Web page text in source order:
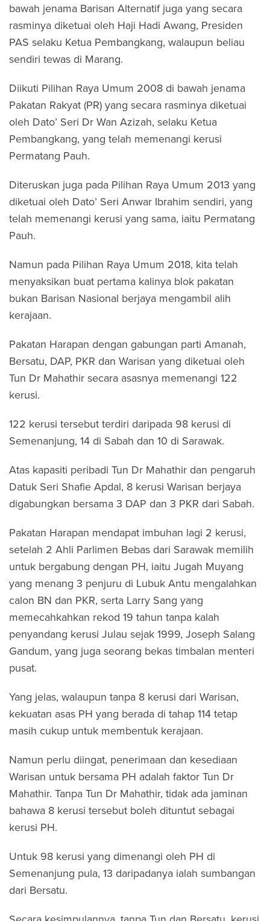
bawah jenama Barisan Alternatif juga yang secara
rasminya diketuai oleh Haji Hadi Awang, Presiden
PAS selaku Ketua Pembangkang, walaupun beliau
sendiri tewas di Marang.
Diikuti Pilihan Raya Umum 2008 di bawah jenama
Pakatan Rakyat (PR) yang secara rasminya diketuai
oleh Dato’ Seri Dr Wan Azizah, selaku Ketua
Pembangkang, yang telah memenangi kerusi
Permatang Pauh.
Diteruskan juga pada Pilihan Raya Umum 2013 yang
diketuai oleh Dato’ Seri Anwar Ibrahim sendiri, yang
telah memenangi kerusi yang sama, iaitu Permatang
Pauh.
Namun pada Pilihan Raya Umum 2018, kita telah
menyaksikan buat pertama kalinya blok pakatan
bukan Barisan Nasional berjaya mengambil alih
kerajaan.
Pakatan Harapan dengan gabungan parti Amanah,
Bersatu, DAP, PKR dan Warisan yang diketuai oleh
Tun Dr Mahathir secara asasnya memenangi 122
kerusi.
122 kerusi tersebut terdiri daripada 98 kerusi di
Semenanjung, 14 di Sabah dan 10 di Sarawak.
Atas kapasiti peribadi Tun Dr Mahathir dan pengaruh
Datuk Seri Shafie Apdal, 8 kerusi Warisan berjaya
digabungkan bersama 3 DAP dan 3 PKR dari Sabah.
Pakatan Harapan mendapat imbuhan lagi 2 kerusi,
setelah 2 Ahli Parlimen Bebas dari Sarawak memilih
untuk bergabung dengan PH, iaitu Jugah Muyang
yang menang 3 penjuru di Lubuk Antu mengalahkan
calon BN dan PKR, serta Larry Sang yang
memecahkahkan rekod 19 tahun tanpa kalah
penyandang kerusi Julau sejak 1999, Joseph Salang
Gandum, yang juga seorang bekas timbalan menteri
pusat.
Yang jelas, walaupun tanpa 8 kerusi dari Warisan,
kekuatan asas PH yang berada di tahap 114 tetap
masih cukup untuk membentuk kerajaan.
Namun perlu diingat, penerimaan dan kesediaan
Warisan untuk bersama PH adalah faktor Tun Dr
Mahathir. Tanpa Tun Dr Mahathir, tidak ada jaminan
bahawa 8 kerusi tersebut boleh dituntut sebagai
kerusi PH.
Untuk 98 kerusi yang dimenangi oleh PH di
Semenanjung pula, 13 daripadanya ialah sumbangan
dari Bersatu.